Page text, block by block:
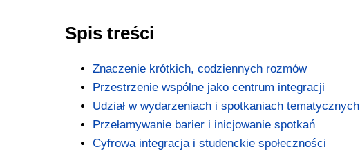
Spis treści
Znaczenie krótkich, codziennych rozmów
Przestrzenie wspólne jako centrum integracji
Udział w wydarzeniach i spotkaniach tematycznych
Przełamywanie barier i inicjowanie spotkań
Cyfrowa integracja i studenckie społeczności